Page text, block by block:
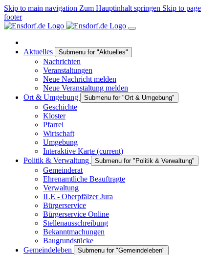
Skip to main navigation Zum Hauptinhalt springen Skip to page
footer
Aktuelles Submenu for "Aktuelles"
Nachrichten
Veranstaltungen
Neue Nachricht melden
Neue Veranstaltung melden
Ort & Umgebung
Submenu for "Ort & Umgebung"
Geschichte
Kloster
Pfarrei
Wirtschaft
Umgebung
Interaktive Karte (current)
Politik & Verwaltung
Submenu for "Politik & Verwaltung"
Gemeinderat
Ehrenamtliche Beauftragte
Verwaltung
ILE - Oberpfälzer Jura
Bürgerservice
Bürgerservice Online
Stellenausschreibung
Bekanntmachungen
Baugrundstücke
Gemeindeleben
Submenu for "Gemeindeleben"